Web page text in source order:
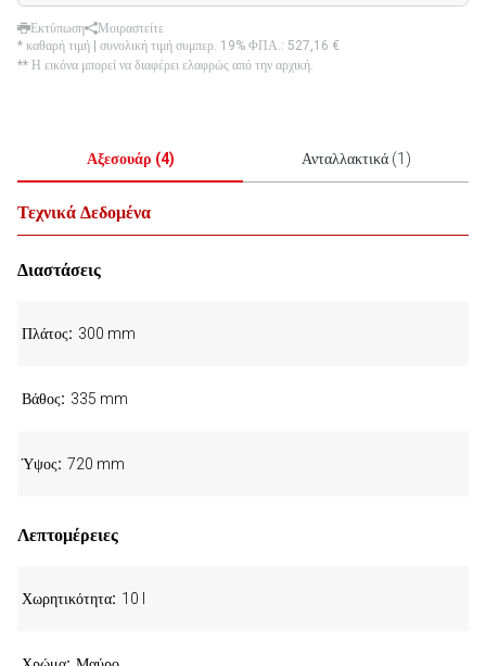
Εκτύπωση
Μοιραστείτε
* καθαρή τιμή | συνολική τιμή συμπερ. 19% ΦΠΑ.: 527,16 €
** Η εικόνα μπορεί να διαφέρει ελαφρώς από την αρχική.
Αξεσουάρ (4) Ανταλλακτικά(1 )
Τεχνικά Δεδομένα
Διαστάσεις
Πλάτος 300 mm
Βάθος 335 mm
Ύψος 720 mm
Λεπτομέρειες
Χωρητικότητα 10 l